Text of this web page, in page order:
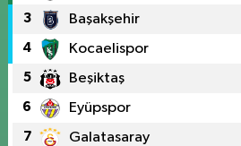
3 Başakşehir
4 Kocaelispor
5 Beşiktaş
6 Eyüpspor
7 Galatasaray